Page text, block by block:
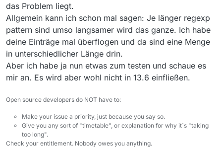
das Problem liegt.
Allgemein kann ich schon mal sagen: Je länger regexp
pattern sind umso langsamer wird das ganze. Ich habe
deine Einträge mal überflogen und da sind eine Menge
in unterschiedlicher Länge drin.
Aber ich habe ja nun etwas zum testen und schaue es
mir an. Es wird aber wohl nicht in 13.6 einfließen.
Open source developers do NOT have to:
Make your issue a priority, just because you say so.
Give you any sort of "timetable", or explanation for why it´s "taking
too long".
Check your entitlement. Nobody owes you anything.